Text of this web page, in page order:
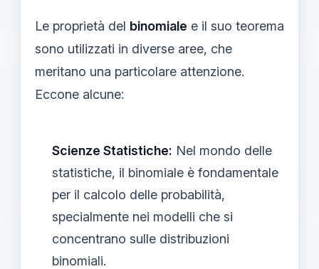
Le proprietà del binomiale e il suo teorema
sono utilizzati in diverse aree, che
meritano una particolare attenzione.
Eccone alcune:
Scienze Statistiche: Nel mondo delle
statistiche, il binomiale è fondamentale
per il calcolo delle probabilità,
specialmente nei modelli che si
concentrano sulle distribuzioni
binomiali.